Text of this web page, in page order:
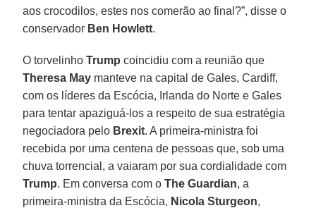
aos crocodilos, estes nos comerão ao final?”, disse o
conservador Ben Howlett.
O torvelinhoTrump coincidiu com a reunião que
Theresa May manteve na capital de Gales, Cardiff,
com os líderes da Escócia, Irlanda do Norte e Gales
para tentar apaziguá-los a respeito de sua estratégia
negociadora pelo Brexit. A primeira-ministra foi
recebida por uma centena de pessoas que, sob uma
chuva torrencial, a vaiaram por sua cordialidade com
Trump. Em conversa com oThe Guardian, a
primeira-ministra da Escócia, Nicola Sturgeon,